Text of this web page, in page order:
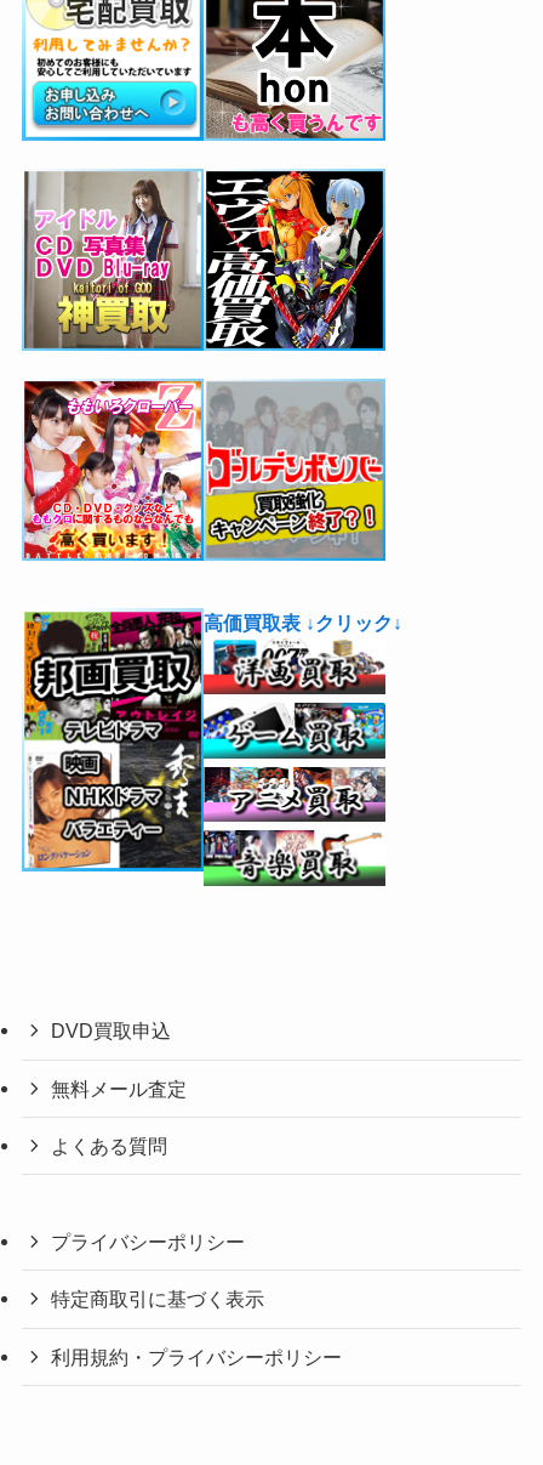
高価買取表 ↓クリック↓
DVD買取申込
無料メール査定
よくある質問
プライバシーポリシー
特定商取引に基づく表示
利用規約・プライバシーポリシー